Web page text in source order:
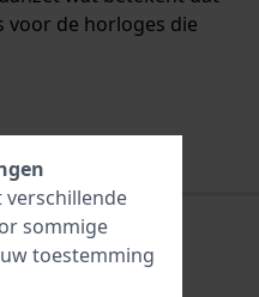
voor de horloges die
sommige
toestemming